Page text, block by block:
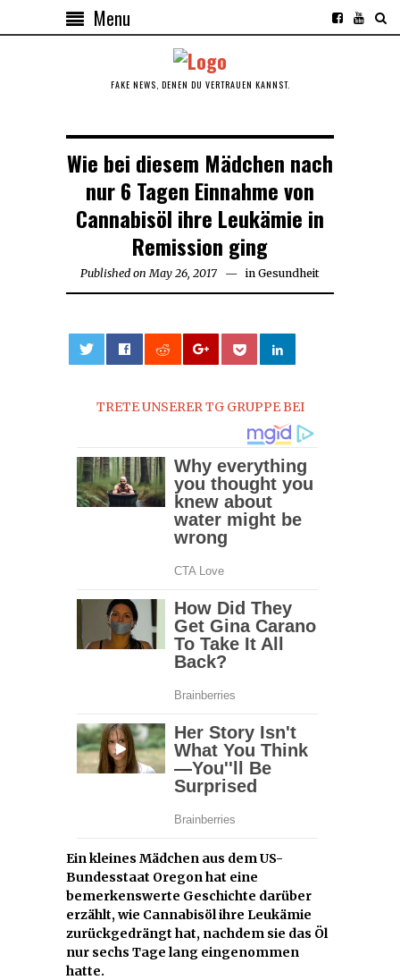
Menu
FAKE NEWS, DENEN DU VERTRAUEN KANNST.
Wie bei diesem Mädchen nach
nur 6 Tagen Einnahme von
Cannabisöl ihre Leukämie in
Remission ging
Published on May 26, 2017 June in Gesundheit
TRETE UNSERER TG GRUPPE BEI
Ein kleines Mädchen aus dem US-
Bundesstaat Oregon hat eine
bemerkenswerte Geschichte darüber
erzählt, wie Cannabisöl ihre Leukämie
zurückgedrängt hat, nachdem sie das Öl
nur sechs Tage lang eingenommen
hatte.